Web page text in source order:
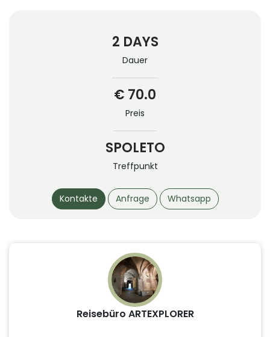
2 DAYS
Dauer
€ 70.0
Preis
SPOLETO
Treffpunkt
Kontakte Anfrage Whatsapp
Reisebüro ARTEXPLORER